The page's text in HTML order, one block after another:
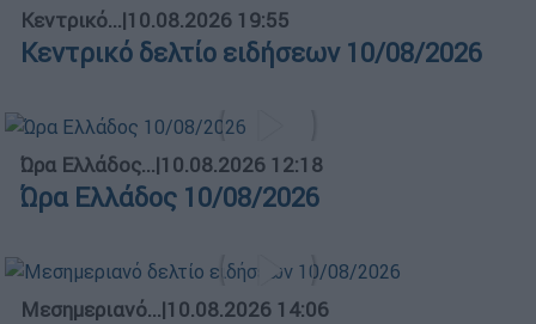
Κεντρικό...|10.08.2026 19:55
Κεντρικό δελτίο ειδήσεων 10/08/2026
Ώρα Ελλάδος...|10.08.2026 12:18
Ώρα Ελλάδος 10/08/2026
Μεσημεριανό...|10.08.2026 14:06